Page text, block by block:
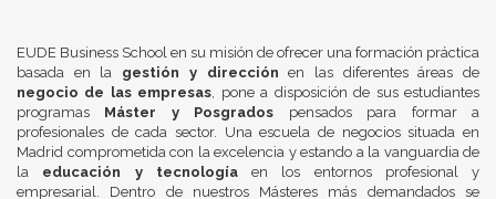
EUDE Business School en su misión de ofrecer una formación práctica
basada en la gestión y dirección en las diferentes áreas de
negocio de las empresas, pone a disposición de sus estudiantes
programas Máster y Posgrados pensados para formar a
profesionales de cada sector. Una escuela de negocios situada en
Madrid comprometida con la excelencia y estando a la vanguardia de
la educación y tecnologíaen los entornos profesional y
empresarial. Dentro de nuestros Másteres más demandados se